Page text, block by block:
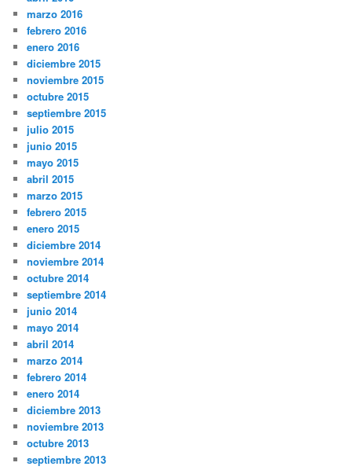
marzo 2016
febrero 2016
enero 2016
diciembre 2015
noviembre 2015
octubre 2015
septiembre 2015
julio 2015
junio 2015
mayo 2015
abril 2015
marzo 2015
febrero 2015
enero 2015
diciembre 2014
noviembre 2014
octubre 2014
septiembre 2014
junio 2014
mayo 2014
abril 2014
marzo 2014
febrero 2014
enero 2014
diciembre 2013
noviembre 2013
octubre 2013
septiembre 2013